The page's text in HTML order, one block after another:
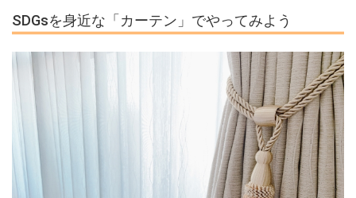
SDGsを身近な「カーテン」でやってみよう